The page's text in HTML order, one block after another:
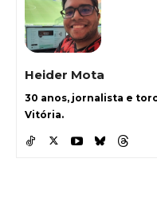
Heider Mota
30 anos, jornalista e
Vitória.